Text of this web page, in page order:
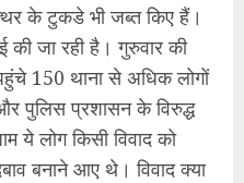
के टुकडे भी जब्त किए हैं।
की जा रही है। गुरुवार की
150 थाना से अधिक लोगों
पुलिस प्रशासन के विरुद्ध
ये लोग किसी विवाद को
बनाने आए थे। विवाद क्या